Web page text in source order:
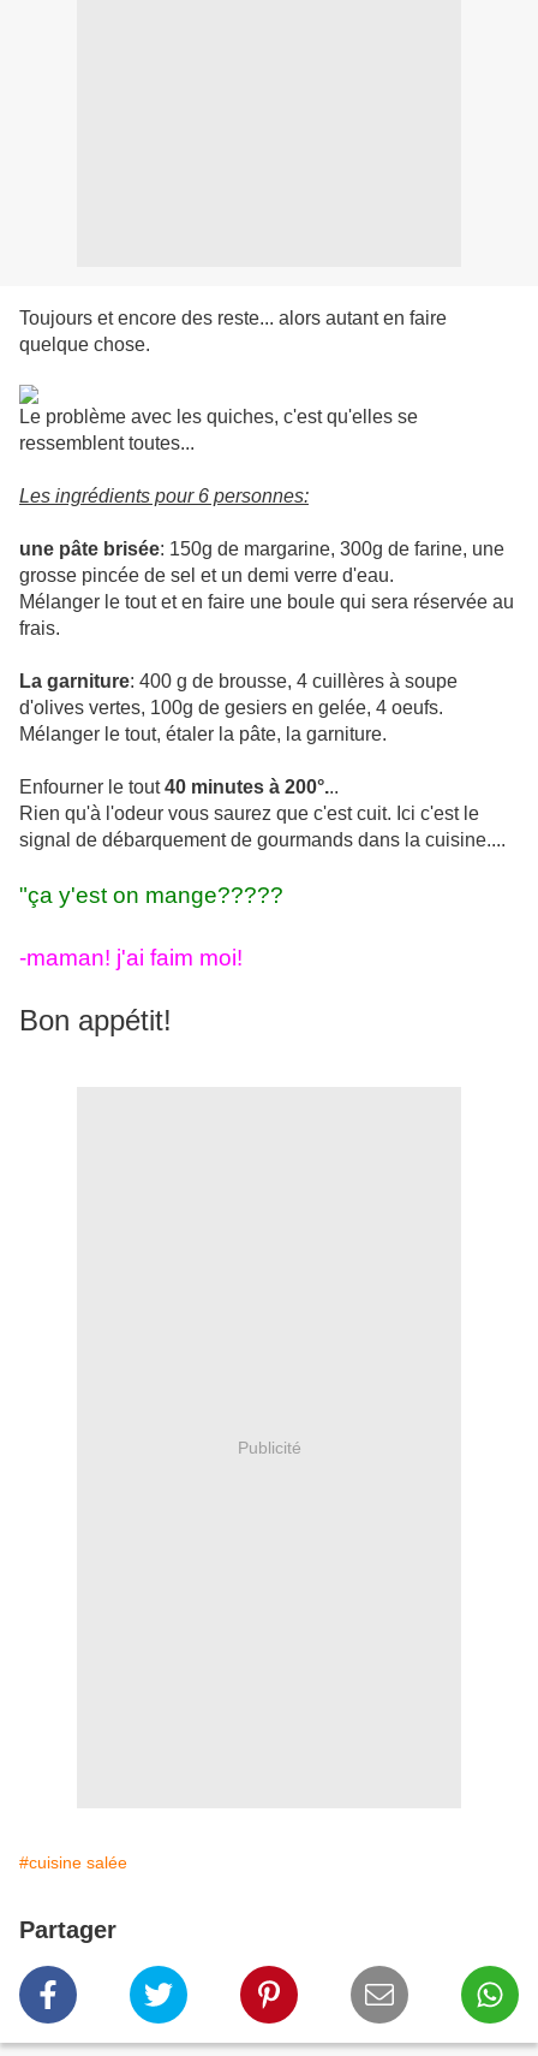
Toujours et encore des reste... alors autant en faire
quelque chose.
Le problème avec les quiches, c'est qu'elles se
ressemblent toutes...
Les ingrédients pour 6 personnes:
une pâte brisée: 150g de margarine, 300g de farine, une
grosse pincée de sel et un demi verre d'eau.
Mélanger le tout et en faire une boule qui sera réservée au
frais.
La garniture: 400 g de brousse, 4 cuillères à soupe
d'olives vertes, 100g de gesiers en gelée, 4 oeufs.
Mélanger le tout, étaler la pâte, la garniture.
Enfourner le tout40 minutes à 200°...
Rien qu'à l'odeur vous saurez que c'est cuit. Ici c'est le
signal de débarquement de gourmands dans la cuisine....
"ça y'est on mange?????
-maman! j'ai faim moi!
Bon appétit!
Publicité
#cuisine salée
Partager